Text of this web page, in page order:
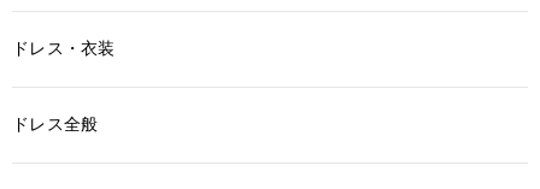
ドレス・衣装
ドレス全般